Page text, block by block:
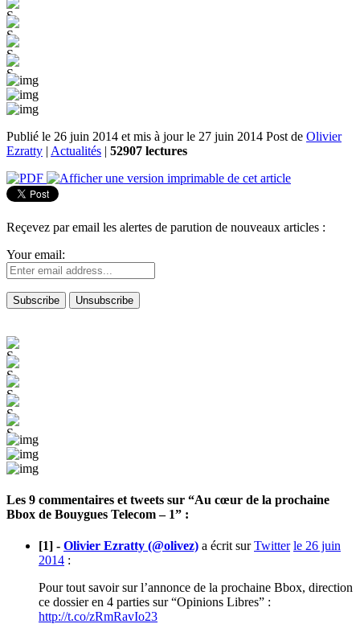
Publié le 26 juin 2014 et mis à jour le 27 juin 2014 Post de Olivier
Ezratty | Actualités | 52907 lectures
Reçevez par email les alertes de parution de nouveaux articles :
Your email:
Les 9 commentaires et tweets sur “Au cœur de la prochaine
Bbox de Bouygues Telecom – 1” :
[1] - Olivier Ezratty (@olivez) a écrit surTwitter le 26 juin
2014 :
Pour tout savoir sur l’annonce de la prochaine Bbox, direction
ce dossier en 4 parties sur “Opinions Libres” :
http://t.co/zRmRavIo23